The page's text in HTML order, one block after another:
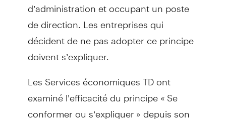
d’administration et occupant un poste
de direction. Les entreprises qui
décident de ne pas adopter ce principe
doivent s’expliquer.
Les Services économiques TD ont
examiné l’efficacité du principe « Se
conformer ou s’expliquer » depuis son